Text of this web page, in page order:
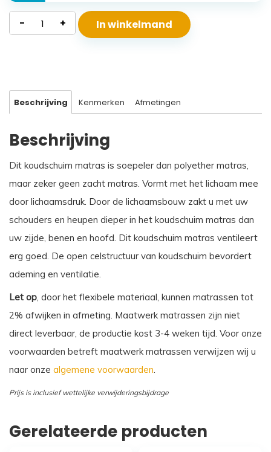
Matras
- + In winkelmand
Beschrijving Kenmerken Afmetingen
Beschrijving
Dit koudschuim matras is soepeler dan polyether matras,
maar zeker geen zacht matras. Vormt met het lichaam mee
door lichaamsdruk. Door de lichaamsbouw zakt u met uw
schouders en heupen dieper in het koudschuim matras dan
uw zijde, benen en hoofd. Dit koudschuim matras ventileert
erg goed. De open celstructuur van koudschuim bevordert
ademing en ventilatie.
Let op , door het flexibele materiaal, kunnen matrassen tot
2% afwijken in afmeting. Maatwerk matrassen zijn niet
direct leverbaar, de productie kost 3-4 weken tijd. Voor onze
voorwaarden betreft maatwerk matrassen verwijzen wij u
naar onze algemene voorwaarden
Prijs is inclusief wettelijke verwijderingsbijdrage
Gerelateerde producten